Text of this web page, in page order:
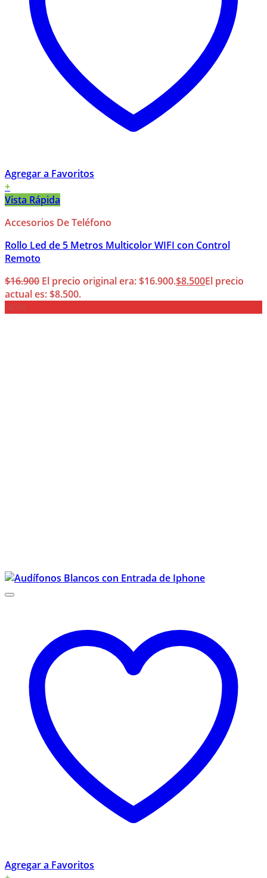
Agregar a Favoritos
+
Vista Rápida
Accesorios De Teléfono
Rollo Led de 5 Metros Multicolor WIFI con Control
Remoto
$16.900 El precio original era: $16.900.$8.500El precio
actual es: $8.500.
Agregar a Favoritos